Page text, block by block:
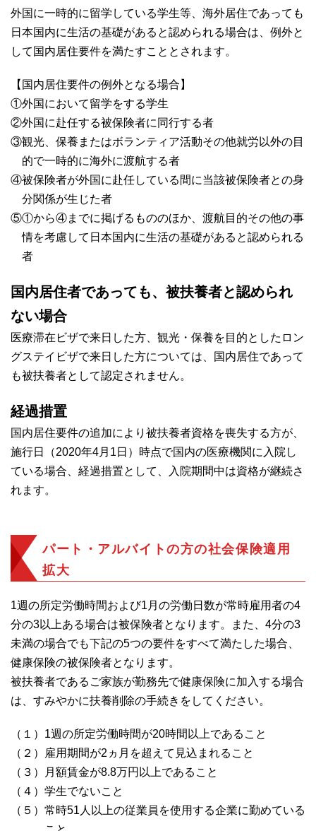
外国に一時的に留学している学生等、海外居住であっても
日本国内に生活の基礎があると認められる場合は、例外と
して国内居住要件を満たすこととされます。
【国内居住要件の例外となる場合】
①外国において留学をする学生
②外国に赴任する被保険者に同行する者
③観光、保養またはボランティア活動その他就労以外の目
的で一時的に海外に渡航する者
④被保険者が外国に赴任している間に当該被保険者との身
分関係が生じた者
⑤①から④までに掲げるもののほか、渡航目的その他の事
情を考慮して日本国内に生活の基礎があると認められる
者
国内居住者であっても、被扶養者と認められ
ない場合
医療滞在ビザで来日した方、観光・保養を目的としたロン
グステイビザで来日した方については、国内居住であって
も被扶養者として認定されません。
経過措置
国内居住要件の追加により被扶養者資格を喪失する方が、
施行日（2020年4月1日）時点で国内の医療機関に入院し
ている場合、経過措置として、入院期間中は資格が継続さ
れます。
パート・アルバイトの方の社会保険適用
拡大
1週の所定労働時間および1月の労働日数が常時雇用者の4
分の3以上ある場合は被保険者となります。また、4分の3
未満の場合でも下記の5つの要件をすべて満たした場合、
健康保険の被保険者となります。
被扶養者であるご家族が勤務先で健康保険に加入する場合
は、すみやかに扶養削除の手続きをしてください。
（１）1週の所定労働時間が20時間以上であること
（２）雇用期間が2ヵ月を超えて見込まれること
（３）月額賃金が8.8万円以上であること
（４）学生でないこと
（５）常時51人以上の従業員を使用する企業に勤めている